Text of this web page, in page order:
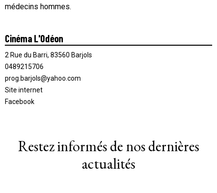
médecins hommes.
Cinéma L'Odéon
2 Rue du Barri, 83560 Barjols
0489215706
prog.barjols@yahoo.com
Site internet
Facebook
Restez informés de nos dernières
actualités